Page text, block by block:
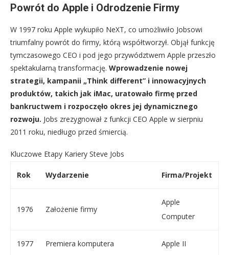
Powrót do Apple i Odrodzenie Firmy
W 1997 roku Apple wykupiło NeXT, co umożliwiło Jobsowi
triumfalny powrót do firmy, którą współtworzył. Objął funkcję
tymczasowego CEO i pod jego przywództwem Apple przeszło
spektakularną transformację. Wprowadzenie nowej
strategii, kampanii „Think different” i innowacyjnych
produktów, takich jak iMac, uratowało firmę przed
bankructwem i rozpoczęło okres jej dynamicznego
rozwoju. Jobs zrezygnował z funkcji CEO Apple w sierpniu
2011 roku, niedługo przed śmiercią.
Kluczowe Etapy Kariery Steve Jobs
Rok Wydarzenie Firma/Projekt
1976 Założenie firmy
Apple
Computer
1977 Premiera komputera Apple II